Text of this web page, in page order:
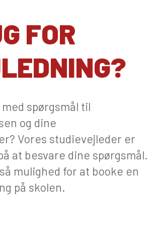
FOR
spørgsmål til
og dine
Vores studievejleder er
at besvare dine spørgsmål.
mulighed for at booke en
på skolen.